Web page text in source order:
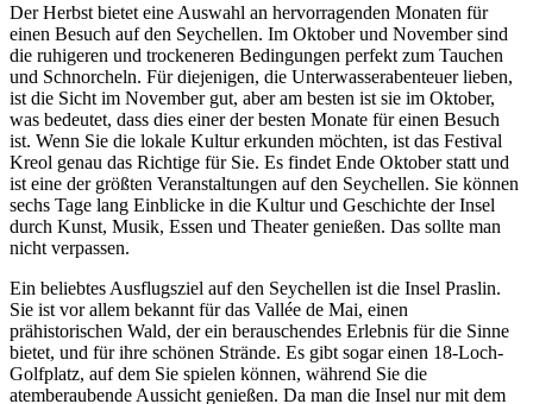
Der Herbst bietet eine Auswahl an hervorragenden Monaten für
einen Besuch auf den Seychellen. Im Oktober und November sind
die ruhigeren und trockeneren Bedingungen perfekt zum Tauchen
und Schnorcheln. Für diejenigen, die Unterwasserabenteuer lieben,
ist die Sicht im November gut, aber am besten ist sie im Oktober,
was bedeutet, dass dies einer der besten Monate für einen Besuch
ist. Wenn Sie die lokale Kultur erkunden möchten, ist das Festival
Kreol genau das Richtige für Sie. Es findet Ende Oktober statt und
ist eine der größten Veranstaltungen auf den Seychellen. Sie können
sechs Tage lang Einblicke in die Kultur und Geschichte der Insel
durch Kunst, Musik, Essen und Theater genießen. Das sollte man
nicht verpassen.
Ein beliebtes Ausflugsziel auf den Seychellen ist die Insel Praslin.
Sie ist vor allem bekannt für das Vallée de Mai, einen
prähistorischen Wald, der ein berauschendes Erlebnis für die Sinne
bietet, und für ihre schönen Strände. Es gibt sogar einen 18-Loch-
Golfplatz, auf dem Sie spielen können, während Sie die
atemberaubende Aussicht genießen. Da man die Insel nur mit dem